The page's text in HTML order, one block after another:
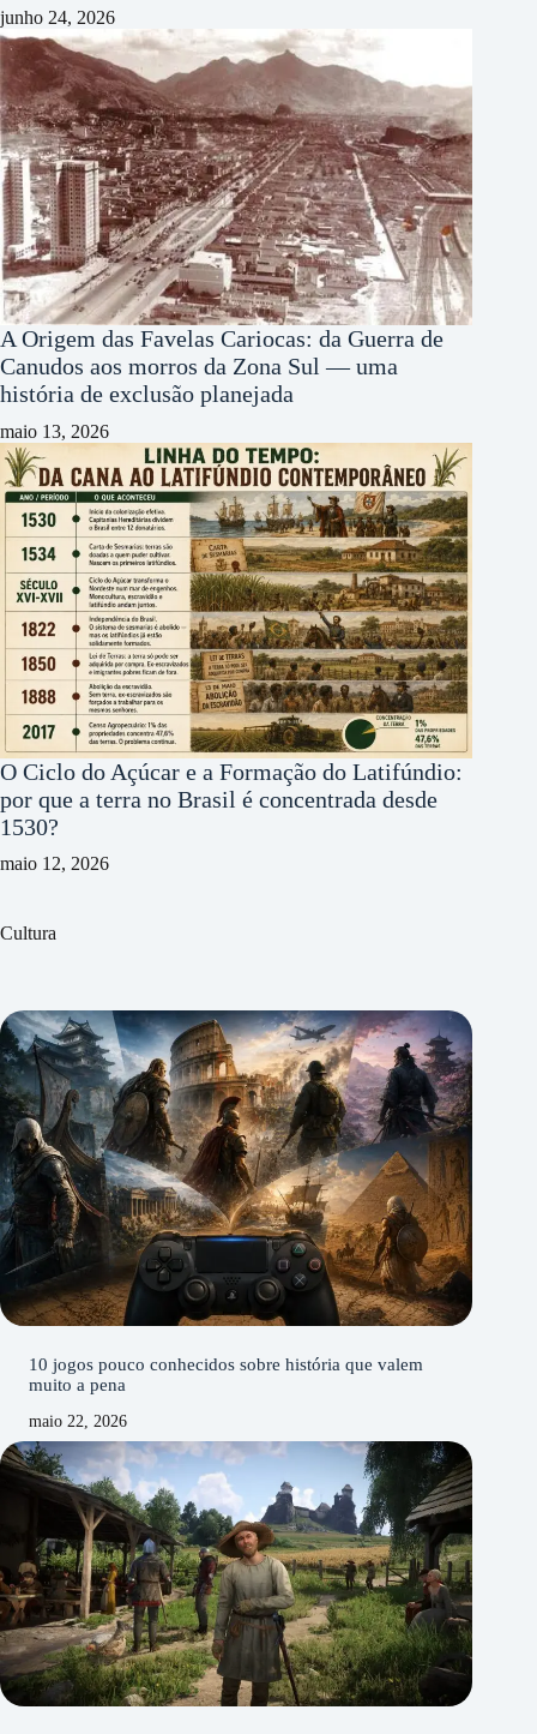
junho 24, 2026
A Origem das Favelas Cariocas: da Guerra de
Canudos aos morros da Zona Sul — uma
história de exclusão planejada
maio 13, 2026
O Ciclo do Açúcar e a Formação do Latifúndio:
por que a terra no Brasil é concentrada desde
1530?
maio 12, 2026
Cultura
10 jogos pouco conhecidos sobre história que valem
muito a pena
maio 22, 2026